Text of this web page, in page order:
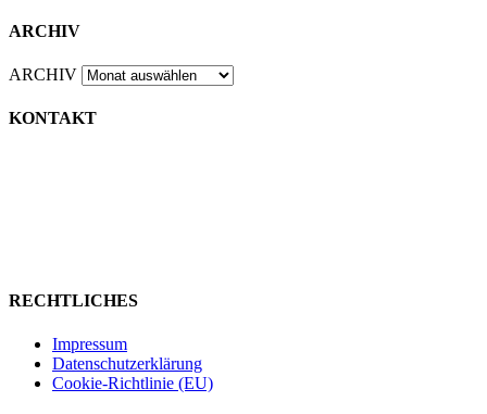
ARCHIV
ARCHIV
KONTAKT
RECHTLICHES
Impressum
Datenschutzerklärung
Cookie-Richtlinie (EU)